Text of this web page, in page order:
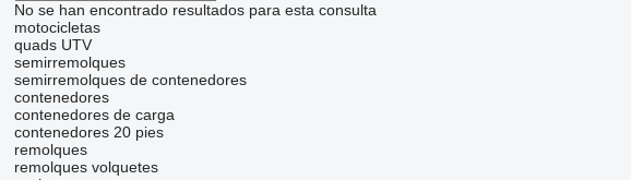
No se han encontrado resultados para esta consulta
motocicletas
quads UTV
semirremolques
semirremolques de contenedores
contenedores
contenedores de carga
contenedores 20 pies
remolques
remolques volquetes